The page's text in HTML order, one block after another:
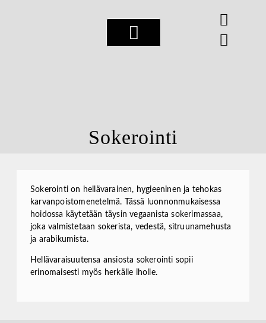
Sokerointi
Sokerointi on hellävarainen, hygieeninen ja tehokas
karvanpoistomenetelmä. Tässä luonnonmukaisessa
hoidossa käytetään täysin vegaanista sokerimassaa,
joka valmistetaan sokerista, vedestä, sitruunamehusta
ja arabikumista.
Hellävaraisuutensa ansiosta sokerointi sopii
erinomaisesti myös herkälle iholle.